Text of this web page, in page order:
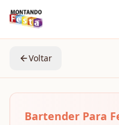
Voltar
Bartender Para